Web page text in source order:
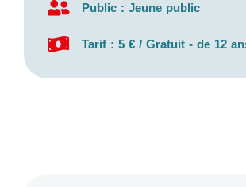
Public : Jeune public
Tarif : 5 € / Gratuit - de 12